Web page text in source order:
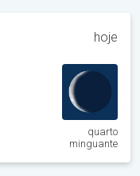
hoje
quarto
minguante